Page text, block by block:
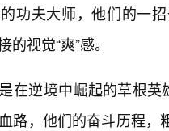
功夫大师，他们的一
视觉“爽”感。
在逆境中崛起的草根英
路，他们的奋斗历程